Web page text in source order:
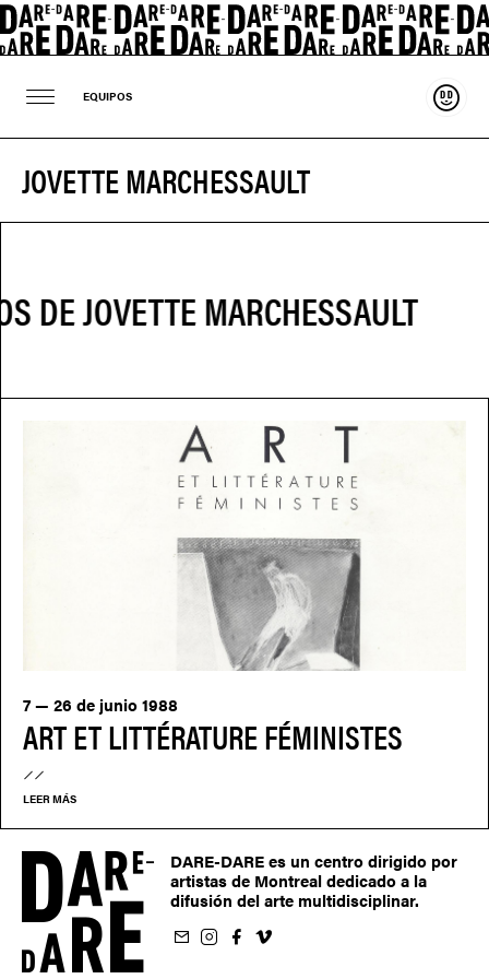
EQUIPOS
JOVETTE MARCHESSAULT
ART ET LITTÉRATURE FÉMINISTES
7 — 26 de junio 1988
LEER MÁS
DARE-DARE es un centro dirigido por
artistas de Montreal dedicado a la
difusión del arte multidisciplinar.
sur Instagram
sur Facebook
nous sur Vimeo